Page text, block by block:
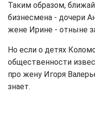
Таким образом,
бизнесмена - дочери
жене Ирине - отныне
Но если о детях
общественности
про жену Игоря
знает.